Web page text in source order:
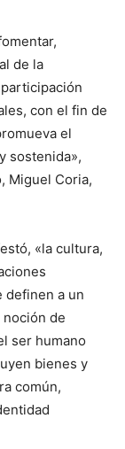
de la
con el fin de
el
sostenida»,
Miguel Coria,
«la cultura,
definen a un
de
ser humano
bienes y
común,